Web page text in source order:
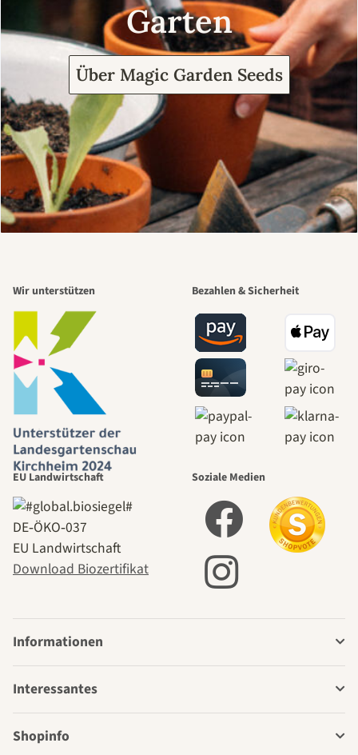
Garten
Über Magic Garden Seeds
Wir unterstützen Bezahlen & Sicherheit
EU Landwirtschaft
DE‑ÖKO‑037
EU Landwirtschaft
Download Biozertifikat
Soziale Medien
Informationen
Interessantes
Shopinfo